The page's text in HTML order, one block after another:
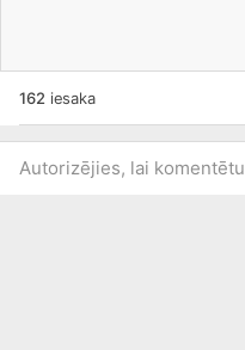
162 iesaka
Autorizējies, lai komentētu